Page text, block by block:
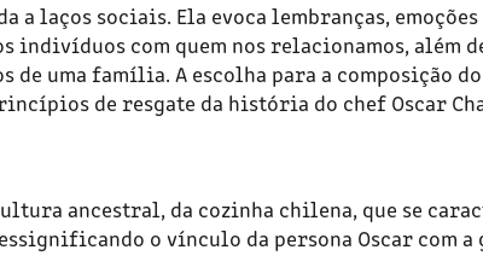
a laços sociais. Ela evoca lembranças,
indivíduos com quem nos relacionamos, além
de uma família. A escolha para a composição do
de resgate da história do chef Oscar
ancestral, da cozinha chilena, que se
o vínculo da persona Oscar com a